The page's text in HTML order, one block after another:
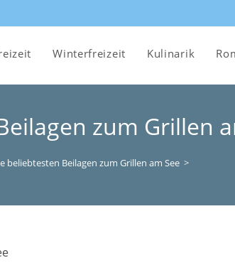
Winterfreizeit Kulinarik
zum Grillen
beliebtesten Beilagen zum Grillen am See >